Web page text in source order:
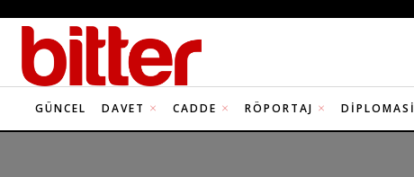
GÜNCEL DAVET CADDE RÖPORTAJ DIPLOMASI